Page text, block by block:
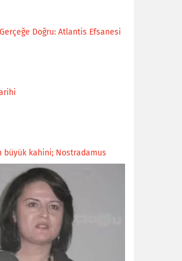
Doğru: Atlantis Efsanesi
büyük kahini; Nostradamus